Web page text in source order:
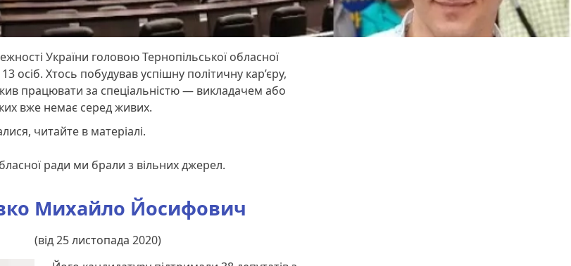
України головою Тернопільської обласної
осіб. Хтось побудував успішну політичну кар’єру,
працювати за спеціальністю — викладачем або
вже немає серед живих.
читайте в матеріалі.
ради ми брали з вільних джерел.
Михайло Йосифович
(від 25 листопада 2020)